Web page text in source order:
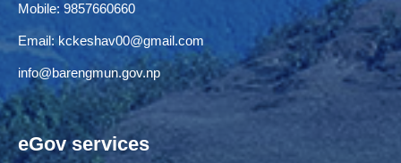
Mobile: 9857660660
Email: kckeshav00@gmail.com
info@barengmun.gov.np
eGov services